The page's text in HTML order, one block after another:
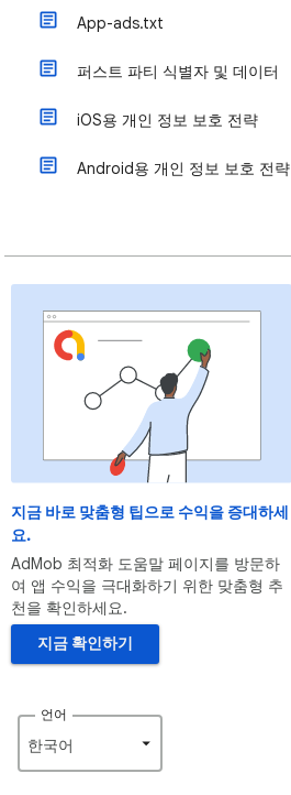
App-ads.txt
퍼스트 파티 식별자 및 데이터
iOS용 개인 정보 보호 전략
Android용 개인 정보 보호 전략
지금 바로 맞춤형 팁으로 수익을 증대하세
요.
AdMob 최적화 도움말 페이지를 방문하
여 앱 수익을 극대화하기 위한 맞춤형 추
천을 확인하세요.
지금 확인하기
언어
한국어‎